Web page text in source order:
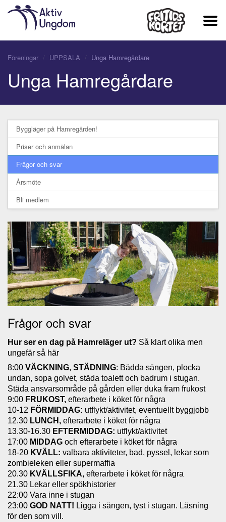
Föreningar UPPSALA Unga Hamregårdare
Unga Hamregårdare
Byggläger på Hamregården!
Priser och anmälan
Frågor och svar
Årsmöte
Bli medlem
Frågor och svar
Hur ser en dag på Hamreläger ut? Så klart olika men
ungefär så här
8:00 VÄCKNING, STÄDNING: Bädda sängen, plocka
undan, sopa golvet, städa toalett och badrum i stugan.
Städa ansvarsområde på gården eller duka fram frukost
9:00 FRUKOST, efterarbete i köket för några
10-12 FÖRMIDDAG: utflykt/aktivitet, eventuellt byggjobb
12.30 LUNCH, efterarbete i köket för några
13.30-16.30 EFTERMIDDAG: utflykt/aktivitet
17:00 MIDDAG och efterarbete i köket för några
18-20 KVÄLL: valbara aktiviteter, bad, pyssel, lekar som
zombieleken eller supermaffia
20.30 KVÄLLSFIKA, efterarbete i köket för några
21.30 Lekar eller spökhistorier
22:00 Vara inne i stugan
23:00 GOD NATT! Ligga i sängen, tyst i stugan. Läsning
för den som vill.